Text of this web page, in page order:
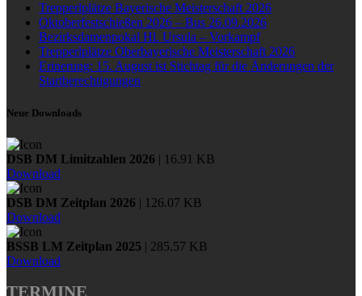
Trepperlplätze Bayerische Meisterschaft 2026
Oktoberfestschießen 2026 – Bus 26.09.2026
Bezirksdamenpokal Hl. Ursula – Vorkampf
Trepperlplätze Oberbayerische Meisterschaft 2026
Erinerung: 15. August ist Stichtag für die Änderungen der
Startberechtigungen
Neue Downloads
DSB DM Limitzahlen 2026 | 16.91 KB
Download
DSB DM Zeitplan 2026 | 126.07 KB
Download
BSSB LM Zeitplan 2025 | 285.57 KB
Download
TERMINE